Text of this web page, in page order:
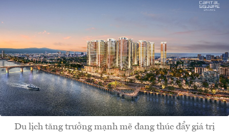
Du lịch tăng trưởng mạnh mẽ đang thúc đẩy giá trị